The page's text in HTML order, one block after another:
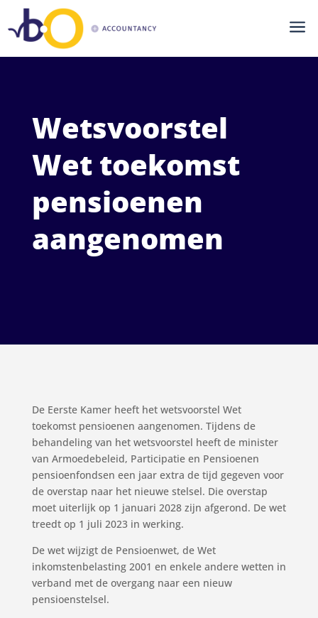
a
Wetsvoorstel
Wet toekomst
pensioenen
aangenomen
De Eerste Kamer heeft het wetsvoorstel Wet
toekomst pensioenen aangenomen. Tijdens de
behandeling van het wetsvoorstel heeft de minister
van Armoedebeleid, Participatie en Pensioenen
pensioenfondsen een jaar extra de tijd gegeven voor
de overstap naar het nieuwe stelsel. Die overstap
moet uiterlijk op 1 januari 2028 zijn afgerond. De wet
treedt op 1 juli 2023 in werking.
De wet wijzigt de Pensioenwet, de Wet
inkomstenbelasting 2001 en enkele andere wetten in
verband met de overgang naar een nieuw
pensioenstelsel.